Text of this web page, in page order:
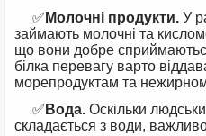
✅ Молочні продукти. У
займають молочні та
що вони добре
білка перевагу варто
морепродуктам та
✅ Вода. Оскільки
складається з води,